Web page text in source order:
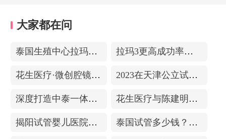
大家都在问
泰国生殖中心拉玛3-更高成功率的保障-治愈系的医院环境 拉玛3更高成功率的保障——泰国超强实验室
花生医疗·微创腔镜中心 2023在天津公立试管医院排名，附带费用明细
深度打造中泰一体化医疗体系！花生医疗中国专家团赴泰考察交流 花生医疗与陈建明教授达成战略合作，共促精准保胎事业发展
揭阳试管婴儿医院排名，附带试管成功率 泰国试管多少钱？收费包含什么项目？不成功能退款？